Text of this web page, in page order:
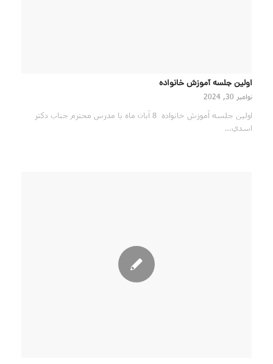
اولين جلسه آموزش خانواده
نوامبر 30, 2024
اولين جلسه آموزش خانواده 8 آبان ماه با مدرس محترم جناب دكتر
اسدي…